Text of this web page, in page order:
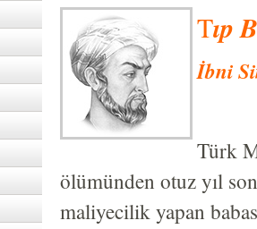
Tıp
İbni
Türk
ölümünden otuz yıl
maliyecilik yapan